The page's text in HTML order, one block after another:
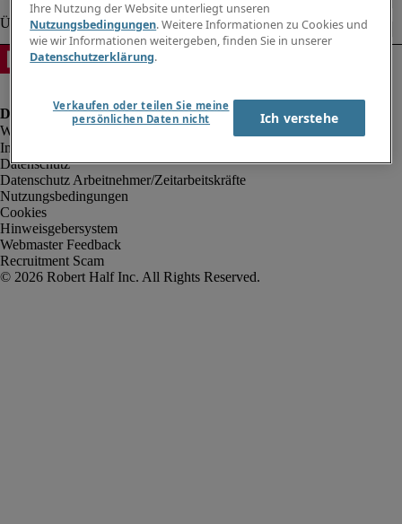
Impressum
Datenschutz
Datenschutz Arbeitnehmer/Zeitarbeitskräfte
Nutzungsbedingungen
Cookies
Hinweisgebersystem
Webmaster Feedback
Recruitment Scam
Ihre Nutzung der Website unterliegt unseren
Nutzungsbedingungen. Weitere Informationen zu Cookies und
wie wir Informationen weitergeben, finden Sie in unserer
Datenschutzerklärung.
Verkaufen oder teilen Sie meine
persönlichen Daten nicht
Ich verstehe